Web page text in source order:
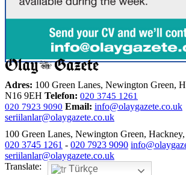
Adres: 100 Green Lanes, Newington Green,
N16 9EH Telefon: 020 3745 1261
020 7923 9090 Email: info@olaygazete.co.uk
seriilanlar@olaygazete.co.uk
100 Green Lanes, Newington Green,
020 3745 1261 - 020 7923 9090
seriilanlar@olaygazete.co.uk
Translate:
Türkçe